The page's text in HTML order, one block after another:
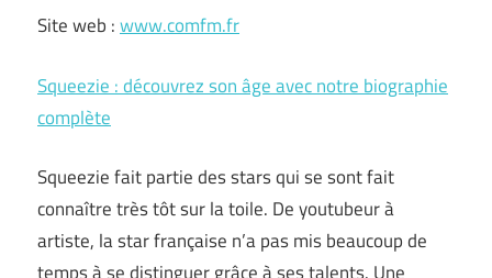
Site web :www.comfm.fr
Squeezie : découvrez son âge avec notre biographie
complète
Squeezie fait partie des stars qui se sont fait
connaître très tôt sur la toile. De youtubeur à
artiste, la star française n’a pas mis beaucoup de